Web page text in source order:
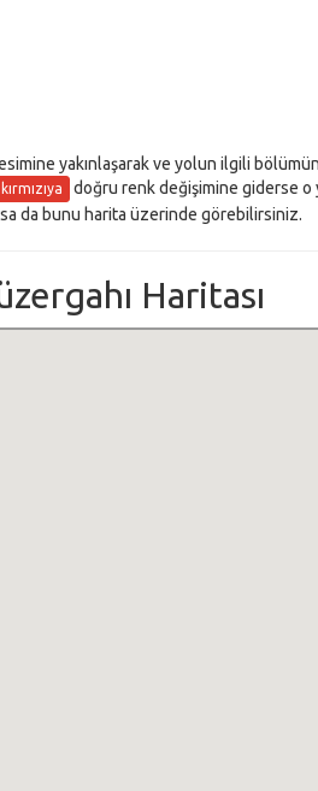
yakınlaşarak ve yolun ilgili
kırmızıya
doğru renk değişimine giderse o
da bunu harita üzerinde görebilirsiniz.
Haritası